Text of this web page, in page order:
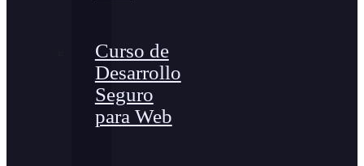
Curso de
Desarrollo
Seguro
para Web